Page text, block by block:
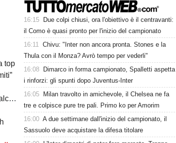
top
16:15
Due colpi chiusi, ora l'obiettivo è il centravanti:
il Como è quasi pronto per l'inizio del campionato
16:11 Chivu: "Inter non ancora pronta. Stones e la
Thula con il Monza? Avrò tempo per vederli"
16:08
Dimarco in forma campionato, Spalletti aspetta
i rinforzi: gli spunti dopo Juventus-Inter
16:05
Milan travolto in amichevole, il Chelsea ne fa
tre e colpisce pure tre pali. Primo ko per Amorim
16:00 A due settimane dall'inizio del campionato, il
Sassuolo deve acquistare la difesa titolare